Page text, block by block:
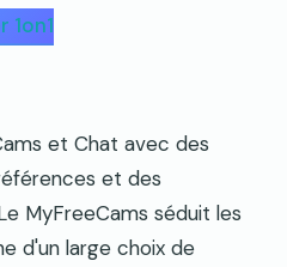
et Chat avec des
et des
MyFreeCams séduit les
d'un large choix de